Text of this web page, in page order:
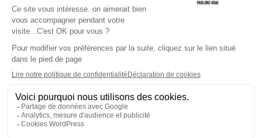
L'application Iphone / Android
Téléchargez l'application
Les cookies
Gestion des cookies
Crédit photos : ©Sud Radio / Pierre Olivier